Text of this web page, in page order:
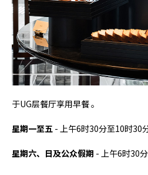
于UG层餐厅享用早餐 。
星期一至五 - 上午6时30分至10时30
星期六、日及公众假期 - 上午6时30